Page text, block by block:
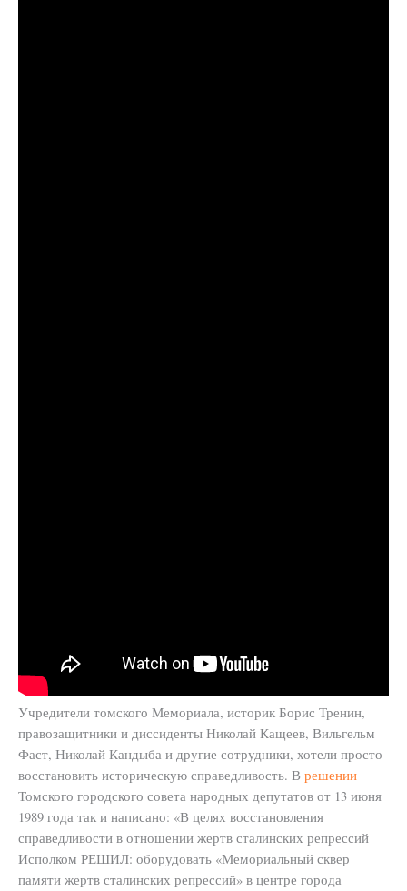
Учредители томского Мемориала, историк Борис Тренин,
правозащитники и диссиденты Николай Кащеев, Вильгельм
Фаст, Николай Кандыба и другие сотрудники, хотели просто
восстановить историческую справедливость. В решении
Томского городского совета народных депутатов от 13 июня
1989 года так и написано: «В целях восстановления
справедливости в отношении жертв сталинских репрессий
Исполком РЕШИЛ: оборудовать «Мемориальный сквер
памяти жертв сталинских репрессий» в центре города